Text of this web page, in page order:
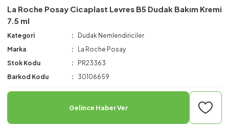
La Roche Posay Cicaplast Levres B5 Dudak Bakım Kremi
7.5 ml
Kategori
Dudak Nemlendiriciler
Marka
La Roche Posay
Stok Kodu
PR23363
Barkod Kodu
30106659
Gelince Haber Ver